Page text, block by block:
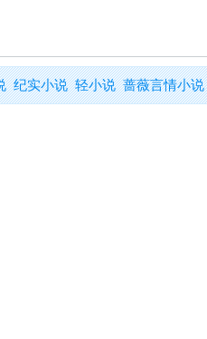
纪实小说 轻小说 蔷薇言情小说